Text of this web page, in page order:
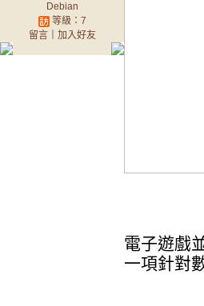
Debian
等級：7
留言｜ 加入好友
電子遊戲
一項針對